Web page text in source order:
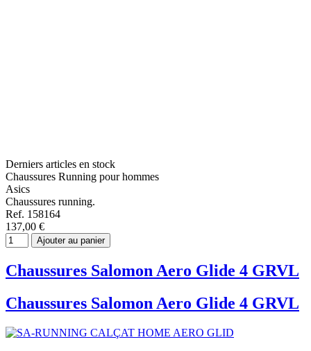
Derniers articles en stock
Chaussures Running pour hommes
Asics
Chaussures running.
Ref. 158164
137,00 €
Ajouter au panier
Chaussures Salomon Aero Glide 4 GRVL
Chaussures Salomon Aero Glide 4 GRVL